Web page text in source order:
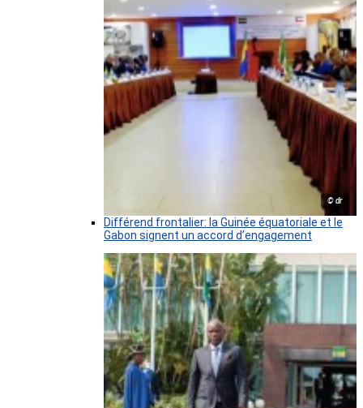
© dr
Différend frontalier: la Guinée équatoriale et le
Gabon signent un accord d’engagement